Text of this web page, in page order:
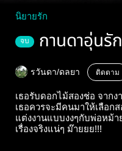
นิยายรัก
จบ กานดาอุ่นรัก
รวันดา/ดลยา ติดตาม
เธอรับดอกไม้สองช่อ จาก
เธอควรจะมีคนมาให้เลือก
แต่งงานแบบงงๆกับพ่อหม้
เรื่องจริงแน่ๆ ม๊ายยย!!!